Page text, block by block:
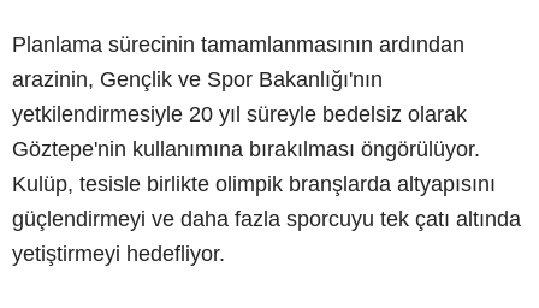
Planlama sürecinin tamamlanmasının ardından
arazinin, Gençlik ve Spor Bakanlığı'nın
yetkilendirmesiyle 20 yıl süreyle bedelsiz olarak
Göztepe'nin kullanımına bırakılması öngörülüyor.
Kulüp, tesisle birlikte olimpik branşlarda altyapısını
güçlendirmeyi ve daha fazla sporcuyu tek çatı altında
yetiştirmeyi hedefliyor.